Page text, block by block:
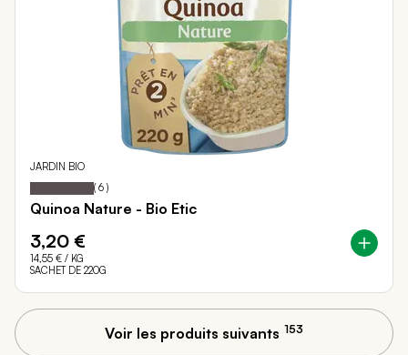
JARDIN BIO
Notation: 100
% of
( 6 )
Quinoa Nature - Bio Etic
3,20 €
14,55 € / KG
SACHET DE 220G
Voir les produits suivants 153